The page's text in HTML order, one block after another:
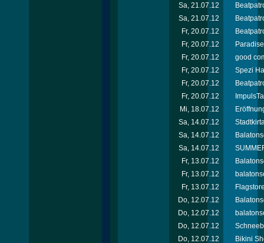
Sa, 21.07.12
Sa, 21.07.12
Fr, 20.07.12
Fr, 20.07.12
Fr, 20.07.12
good
Fr, 20.07.12
Spezi
Fr, 20.07.12
Fr, 20.07.12
Mi, 18.07.12
Sa, 14.07.12
Sa, 14.07.12
Sa, 14.07.12
Fr, 13.07.12
Fr, 13.07.12
Fr, 13.07.12
Do, 12.07.12
Do, 12.07.12
Do, 12.07.12
Do, 12.07.12
Bikini